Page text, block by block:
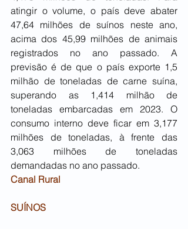
atingir o volume, o país deve abater
47,64 milhões de suínos neste ano,
acima dos 45,99 milhões de animais
registrados no ano passado. A
previsão é de que o país exporte 1,5
milhão de toneladas de carne suína,
superando as 1,414 milhão de
toneladas embarcadas em 2023. O
consumo interno deve ficar em 3,177
milhões de toneladas, à frente das
3,063 milhões de toneladas
demandadas no ano passado.
Canal Rural
SUÍNOS